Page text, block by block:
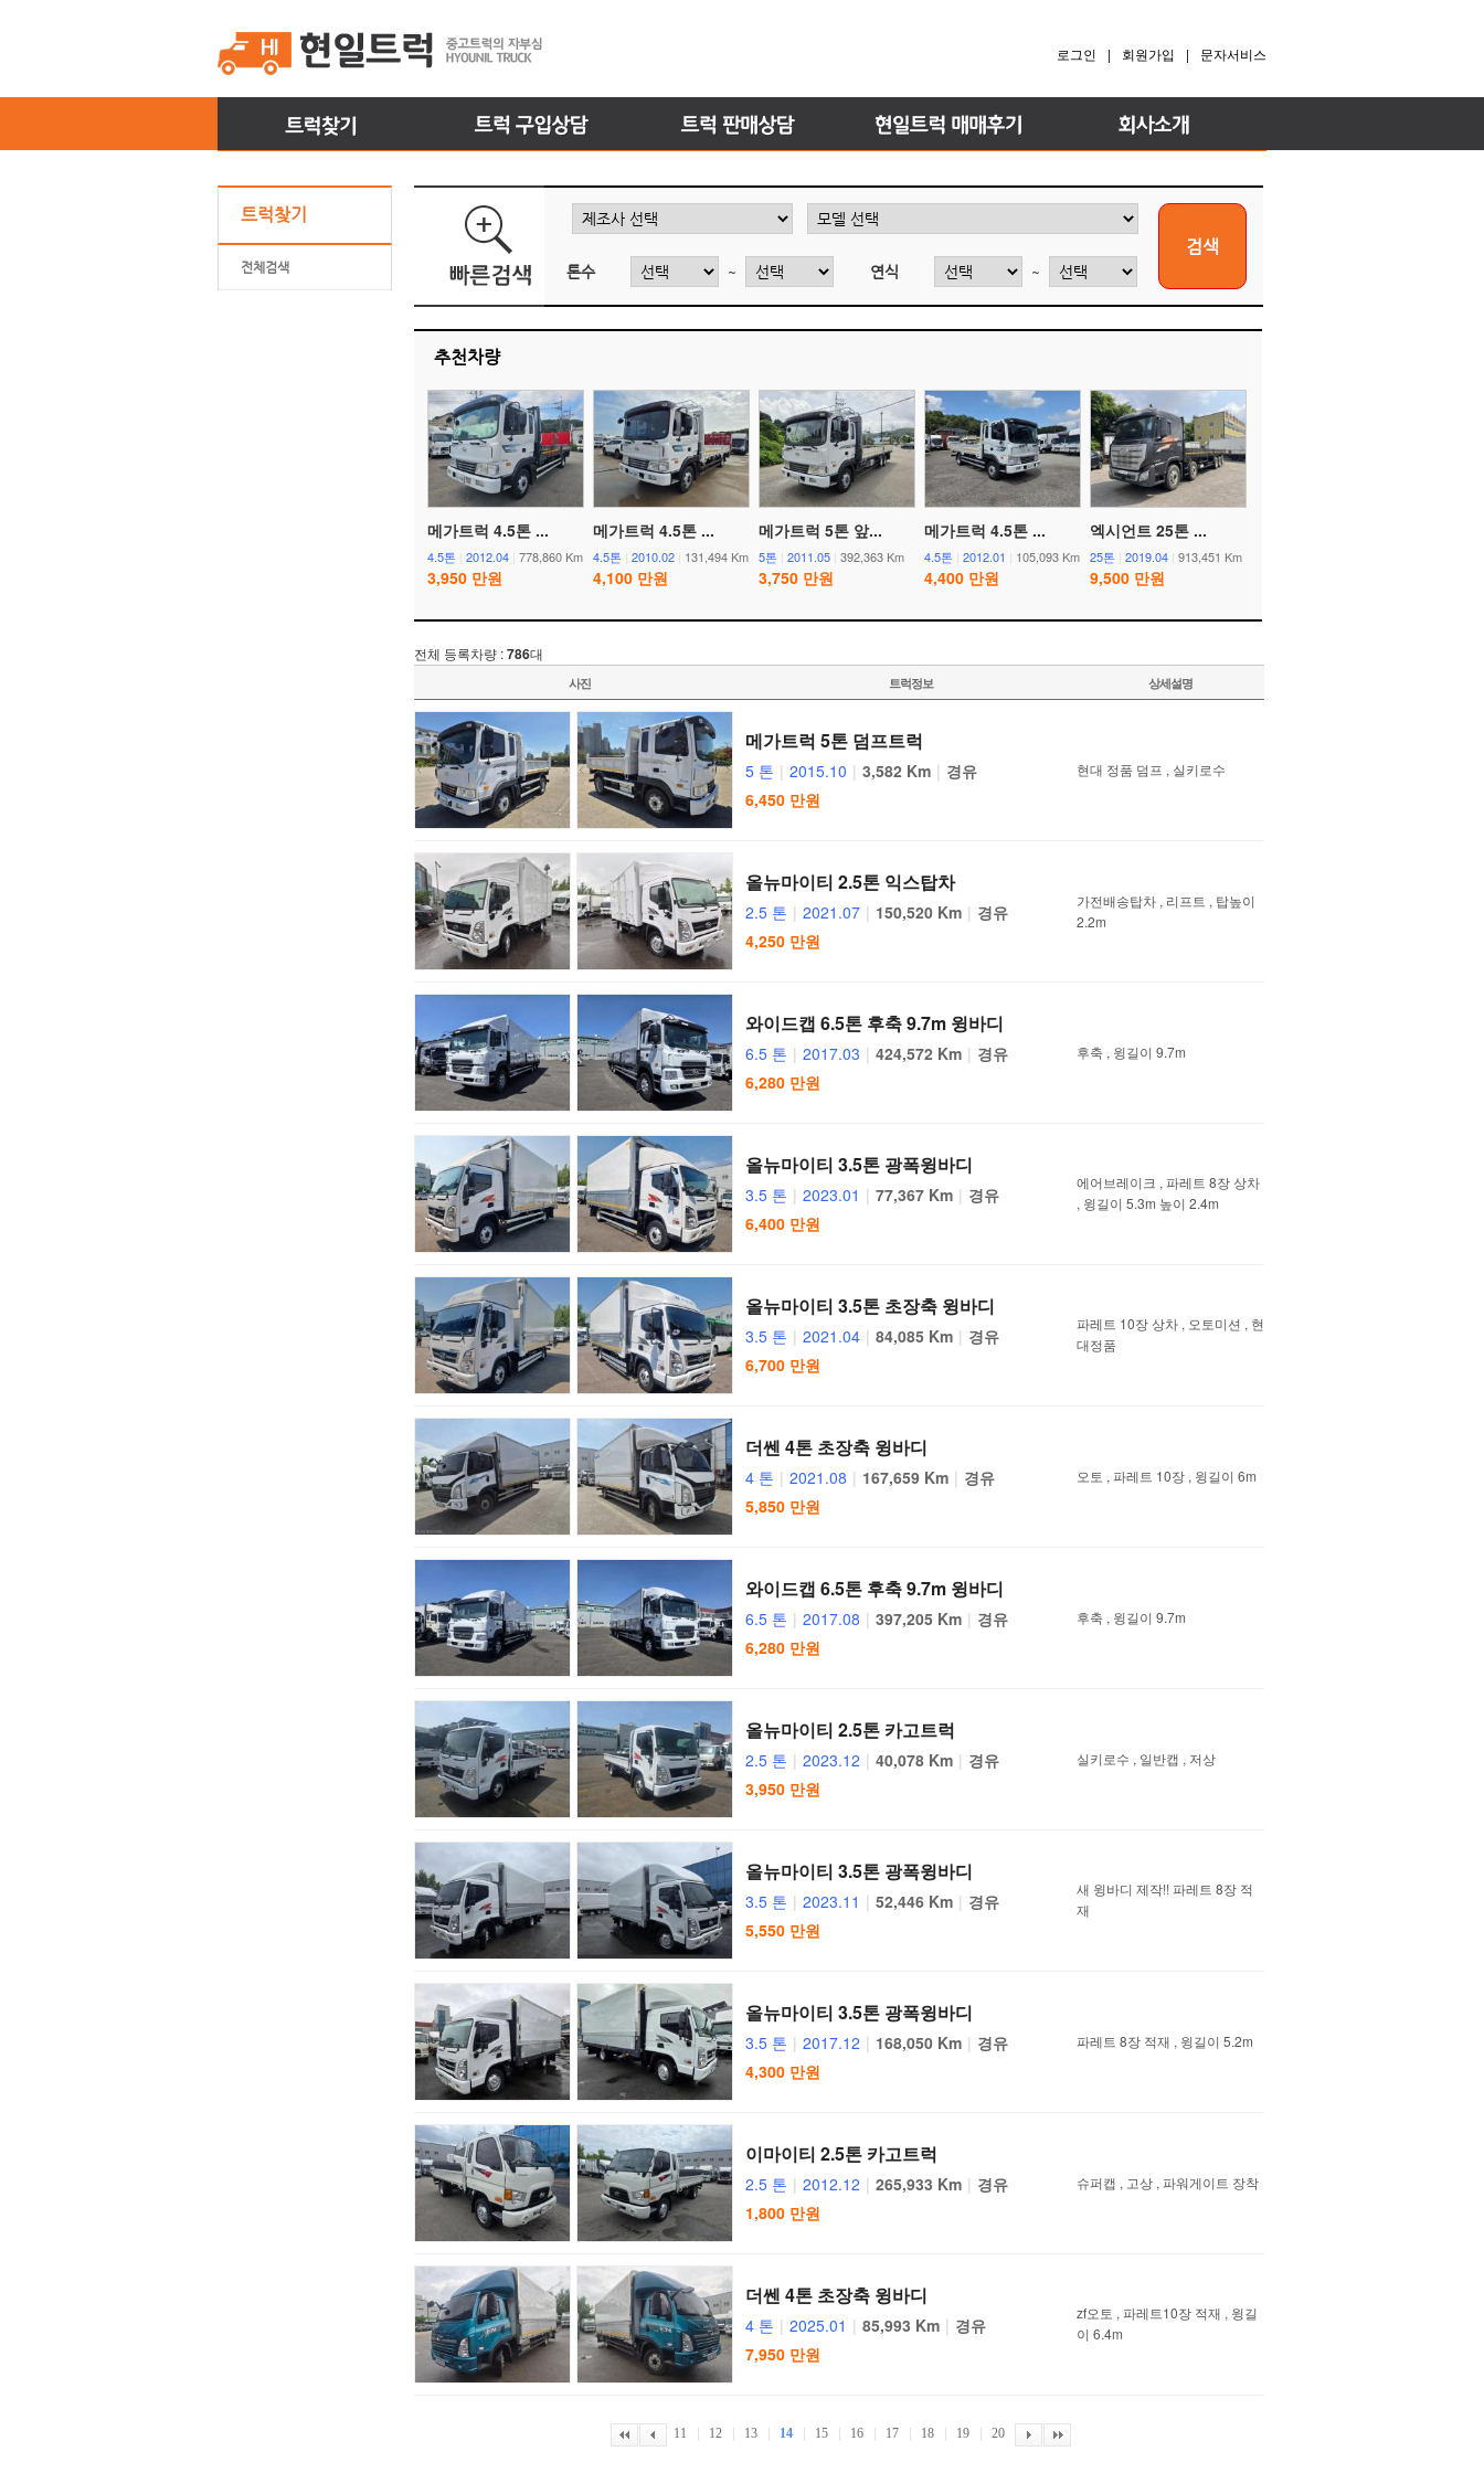
로그인 | 회원가입 | 문자서비스
트럭찾기
전체검색 톤수 ~ 연식 ~
추천차량
메가트럭 4.5톤 ...
4.5톤 2012.04 778,860 Km
3,950 만원
메가트럭 4.5톤 ...
4.5톤 2010.02 131,494 Km
4,100 만원
메가트럭 5톤 앞...
5톤 2011.05 392,363 Km
3,750 만원
메가트럭 4.5톤 ...
4.5톤 2012.01 105,093 Km
4,400 만원
엑시언트 25톤 ...
25톤 2019.04 913,451 Km
9,500 만원
전체 등록차량 :786대
사진 트럭정보 상세설명
메가트럭 5톤 덤프트럭
5 톤 | 2015.10 | 3,582 Km | 경유
6,450 만원
현대 정품 덤프 , 실키로수
올뉴마이티 2.5톤 익스탑차
2.5 톤 | 2021.07 | 150,520 Km | 경유
4,250 만원
가전배송탑차 , 리프트 , 탑높이
2.2m
와이드캡 6.5톤 후축 9.7m 윙바디
6.5 톤 | 2017.03 | 424,572 Km | 경유
6,280 만원
후축 , 윙길이 9.7m
올뉴마이티 3.5톤 광폭윙바디
3.5 톤 | 2023.01 | 77,367 Km | 경유
6,400 만원
에어브레이크 , 파레트 8장 상차
, 윙길이 5.3m 높이 2.4m
올뉴마이티 3.5톤 초장축 윙바디
3.5 톤 | 2021.04 | 84,085 Km | 경유
6,700 만원
파레트 10장 상차 , 오토미션 , 현
대정품
더쎈 4톤 초장축 윙바디
4 톤 | 2021.08 | 167,659 Km | 경유
5,850 만원
오토 , 파레트 10장 , 윙길이 6m
와이드캡 6.5톤 후축 9.7m 윙바디
6.5 톤 | 2017.08 | 397,205 Km | 경유
6,280 만원
후축 , 윙길이 9.7m
올뉴마이티 2.5톤 카고트럭
2.5 톤 | 2023.12 | 40,078 Km | 경유
3,950 만원
실키로수 , 일반캡 , 저상
올뉴마이티 3.5톤 광폭윙바디
3.5 톤 | 2023.11 | 52,446 Km | 경유
5,550 만원
새 윙바디 제작!! 파레트 8장 적
재
올뉴마이티 3.5톤 광폭윙바디
3.5 톤 | 2017.12 | 168,050 Km | 경유
4,300 만원
파레트 8장 적재 , 윙길이 5.2m
이마이티 2.5톤 카고트럭
2.5 톤 | 2012.12 | 265,933 Km | 경유
1,800 만원
슈퍼캡 , 고상 , 파워게이트 장착
더쎈 4톤 초장축 윙바디
4 톤 | 2025.01 | 85,993 Km | 경유
7,950 만원
zf오토 , 파레트10장 적재 , 윙길
이 6.4m
11 | 12 | 13 | 14 | 15 | 16 | 17 | 18 | 19 | 20